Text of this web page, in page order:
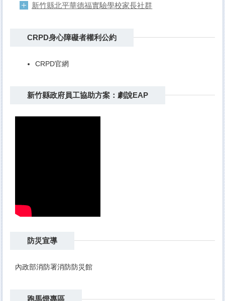
新竹縣北平華德福實驗學校家長社群
CRPD身心障礙者權利公約
CRPD官網
新竹縣政府員工協助方案：劇說EAP
防災宣導
內政部消防署消防防災館
跑馬燈專區